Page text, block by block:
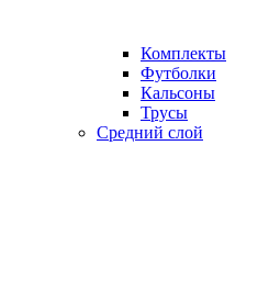
Комплекты
Футболки
Кальсоны
Трусы
Средний слой